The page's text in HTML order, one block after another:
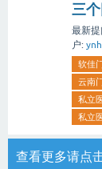
三
最新提
户:
软佳
云南
私立
私立
查看更多请点